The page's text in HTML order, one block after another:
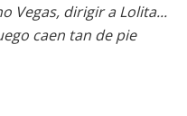
Vegas, dirigir a Lolita...
caen tan de pie